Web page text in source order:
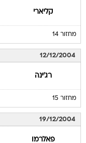
קליארי
מחזור 14
12/12/2004
רג'ינה
מחזור 15
19/12/2004
פאלרמו